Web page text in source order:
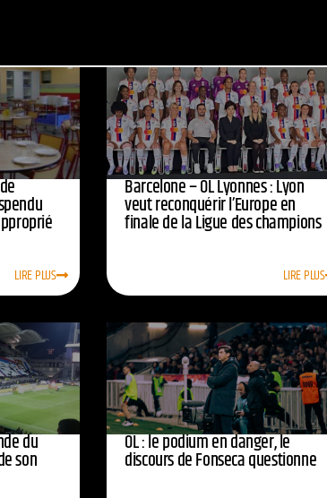
LIRE PLUS
Barcelone – OL Lyonnes : Lyon
veut reconquérir l’Europe en
finale de la Ligue des champions
LIRE PLUS
du
son
OL : le podium en danger, le
discours de Fonseca questionne